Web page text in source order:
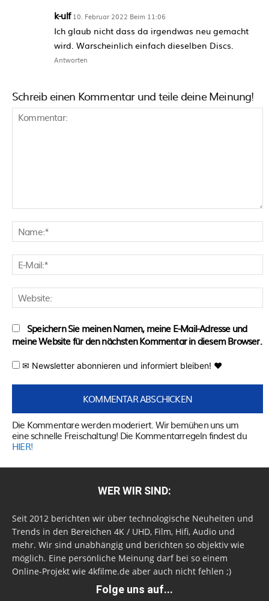
k-ulf 10. Februar 2022 Beim 11:06
Ich glaub nicht dass da irgendwas neu gemacht
wird. Warscheinlich einfach dieselben Discs.
Antworten
Schreib einen Kommentar und teile deine Meinung!
Speichern Sie meinen Namen, meine E-Mail-Adresse und
meine Website für den nächsten Kommentar in diesem Browser.
✉ Newsletter abonnieren und informiert bleiben! ♥
Die Kommentare werden moderiert. Wir bemühen uns um
eine schnelle Freischaltung! Die Kommentarregeln findest du
HIER!
WER WIR SIND:
Seit 2012 berichten wir über technologische Neuheiten und
Trends in den Bereichen 4K / UHD, Film, Hifi, Audio und
mehr. Wir sind unabhängig und berichten so objektiv wie
möglich. Eine persönliche Meinung darf bei so einem
Online-Projekt wie 4kfilme.de aber auch nicht fehlen ;)
Folge uns auf...